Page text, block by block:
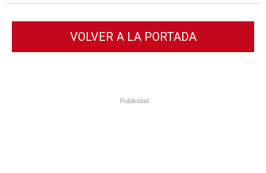
VOLVER A LA PORTADA
Publicidad